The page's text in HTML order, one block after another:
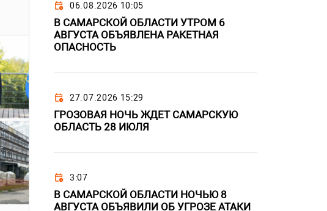
06.08.2026 10:05
В САМАРСКОЙ ОБЛАСТИ УТРОМ 6
АВГУСТА ОБЪЯВЛЕНА РАКЕТНАЯ
ОПАСНОСТЬ
27.07.2026 15:29
ГРОЗОВАЯ НОЧЬ ЖДЕТ САМАРСКУЮ
ОБЛАСТЬ 28 ИЮЛЯ
3:07
В САМАРСКОЙ ОБЛАСТИ НОЧЬЮ 8
АВГУСТА ОБЪЯВИЛИ ОБ УГРОЗЕ АТАКИ